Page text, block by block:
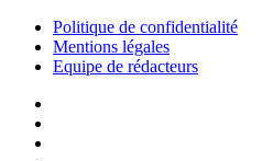
Politique de confidentialité
Mentions légales
Equipe de rédacteurs